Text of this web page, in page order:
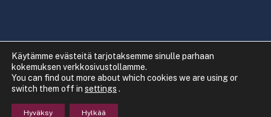
Copyright 2020 Rautavaaran kunta
TietosuojaSaavutettavuus
Käytämme evästeitä tarjotaksemme sinulle parhaan
kokemuksen verkkosivustollamme.
You can find out more about which cookies we are using or
switch them off in settings .
Hyväksy Hylkää